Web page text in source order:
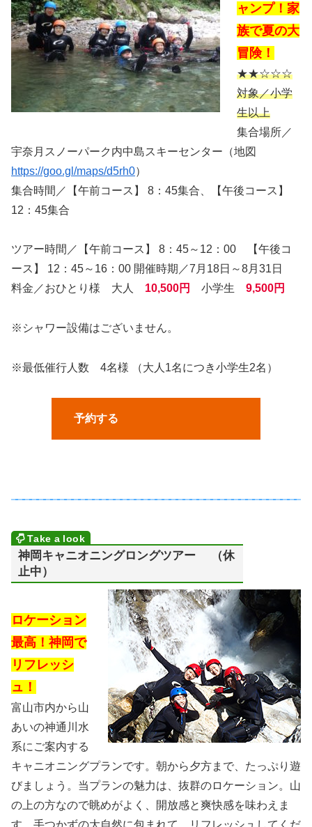
ャンプ！家
族で夏の大
冒険！
★★☆☆☆
対象／小学
生以上
集合場所／
宇奈月スノーパーク内中島スキーセンター（地図
https://goo.gl/maps/d5rh0）
集合時間／【午前コース】 8：45集合、【午後コース】
12：45集合
ツアー時間／【午前コース】 8：45～12：00 【午後コ
ース】 12：45～16：00 開催時期／7月18日～8月31日
料金／おひとり様 大人 10,500円 小学生 9,500円
※シャワー設備はございません。
※最低催行人数 4名様 （大人1名につき小学生2名）
予約する
神岡キャニオニングロングツアー （休
止中）
ロケーション
最高！神岡で
リフレッシ
ュ！
富山市内から山
あいの神通川水
系にご案内する
キャニオニングプランです。朝から夕方まで、たっぷり遊
びましょう。当プランの魅力は、抜群のロケーション。山
の上の方なので眺めがよく、開放感と爽快感を味わえま
す。手つかずの大自然に包まれて、リフレッシュしてくだ